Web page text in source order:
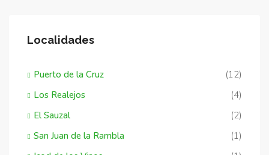
Localidades
Puerto de la Cruz
(12)
Los Realejos
(4)
El Sauzal
(2)
San Juan de la Rambla
(1)